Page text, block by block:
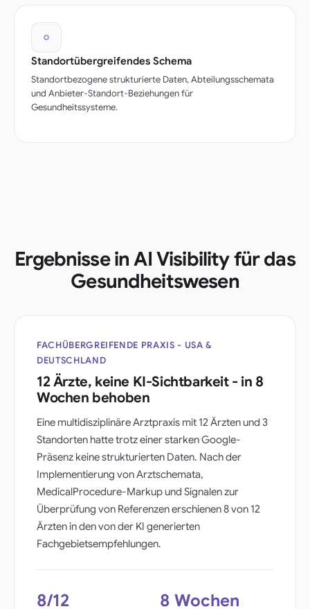
Standortübergreifendes Schema
Standortbezogene strukturierte Daten, Abteilungsschemata
und Anbieter-Standort-Beziehungen für
Gesundheitssysteme.
Ergebnisse in AI Visibility für das
Gesundheitswesen
FACHÜBERGREIFENDE PRAXIS - USA &
DEUTSCHLAND
12 Ärzte, keine KI-Sichtbarkeit - in 8
Wochen behoben
Eine multidisziplinäre Arztpraxis mit 12 Ärzten und 3
Standorten hatte trotz einer starken Google-
Präsenz keine strukturierten Daten. Nach der
Implementierung von Arztschemata,
MedicalProcedure-Markup und Signalen zur
Überprüfung von Referenzen erschienen 8 von 12
Ärzten in den von der KI generierten
Fachgebietsempfehlungen.
8/12 8 Wochen